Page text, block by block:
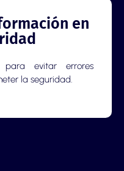
en
para evitar errores
la seguridad.